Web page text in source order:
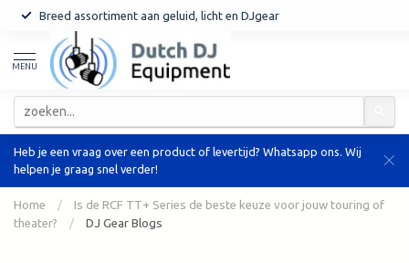
Breed assortiment aan geluid, licht en DJgear
MENU
Heb je een vraag over een product of levertijd? Whatsapp ons. Wij
helpen je graag snel verder!
Home /
Is de RCF TT+ Series de beste keuze voor jouw touring of
theater?
/ DJ Gear Blogs